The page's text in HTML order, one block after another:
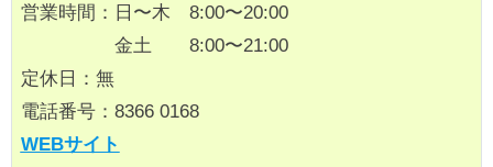
営業時間：日〜木 8:00〜20:00
金土 8:00〜21:00
定休日：無
電話番号：8366 0168
WEBサイト